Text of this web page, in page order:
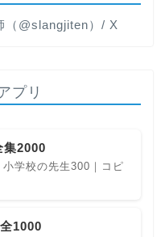
（@slangjiten）/ X
プリ
集2000
学校の先生300｜コピ
1000